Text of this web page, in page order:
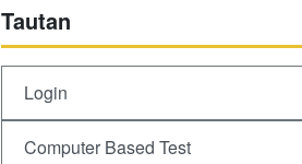
Tautan
Login
Computer Based Test